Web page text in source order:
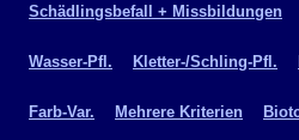
Schädlingsbefall + Missbildungen
Wasser-Pfl. Kletter-/Schling-Pfl.
Farb-Var. Mehrere Kriterien